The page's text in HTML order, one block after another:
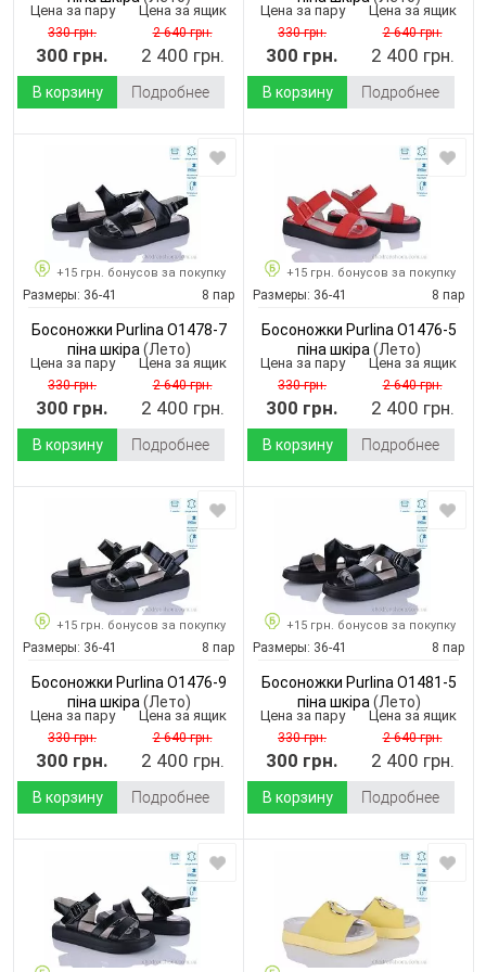
Цена за пару
330 грн.
300 грн.
Цена за ящик
2 640 грн.
2 400 грн.
В корзину Подробнее
Цена за пару
330 грн.
300 грн.
Цена за ящик
2 640 грн.
2 400 грн.
В корзину Подробнее
+15 грн. бонусов за покупку
Размеры: 36-41 8 пар
Босоножки Purlina O1478-7
піна шкіра(Лето)
Цена за пару
330 грн.
300 грн.
Цена за ящик
2 640 грн.
2 400 грн.
В корзину Подробнее
+15 грн. бонусов за покупку
Размеры: 36-41 8 пар
Босоножки Purlina O1476-5
піна шкіра(Лето)
Цена за пару
330 грн.
300 грн.
Цена за ящик
2 640 грн.
2 400 грн.
В корзину Подробнее
+15 грн. бонусов за покупку
Размеры: 36-41 8 пар
Босоножки Purlina O1476-9
піна шкіра(Лето)
Цена за пару
330 грн.
300 грн.
Цена за ящик
2 640 грн.
2 400 грн.
В корзину Подробнее
+15 грн. бонусов за покупку
Размеры: 36-41 8 пар
Босоножки Purlina O1481-5
піна шкіра(Лето)
Цена за пару
330 грн.
300 грн.
Цена за ящик
2 640 грн.
2 400 грн.
В корзину Подробнее